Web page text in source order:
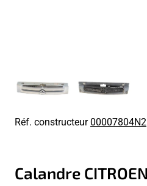
Réf. constructeur00007804N2
Calandre